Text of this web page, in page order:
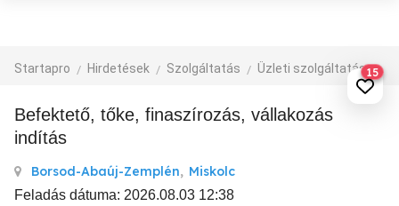
Startapro Hirdetések Szolgáltatás Üzleti szolgáltatás15
Befektető, tőke, finaszírozás, vállakozás
indítás
Borsod-Abaúj-Zemplén, Miskolc
Feladás dátuma: 2026.08.03 12:38